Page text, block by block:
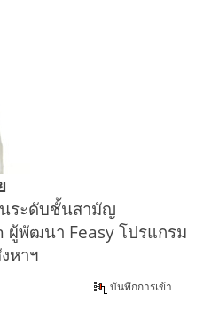
ระดับชั้นสามัญ
ผู้พัฒนา Feasy โปรแกรม
หาฯ
บันทึกการเข้า